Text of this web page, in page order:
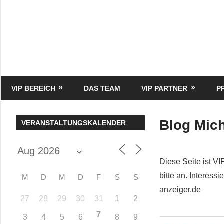
Media
VIP BEREICH DAS TEAM VIP PARTNER
Blog
Diese Seite ist
bitte an.
anzeiger.de
VERANSTALTUNGSKALENDER
M D M D F S S
27 28 29 30 31 1 2
3 4 5 6 7 8 9